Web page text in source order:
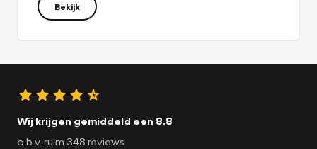
Bekijk
Wij krijgen gemiddeld een 8.8
o.b.v. ruim 348 reviews